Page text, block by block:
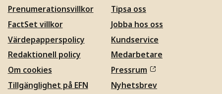
Prenumerationsvillkor
FactSet villkor
Värdepapperspolicy
Redaktionell policy
Om cookies
Tillgänglighet på EFN
Tipsa oss
Jobba hos oss
Kundservice
Medarbetare
Pressrum
Nyhetsbrev